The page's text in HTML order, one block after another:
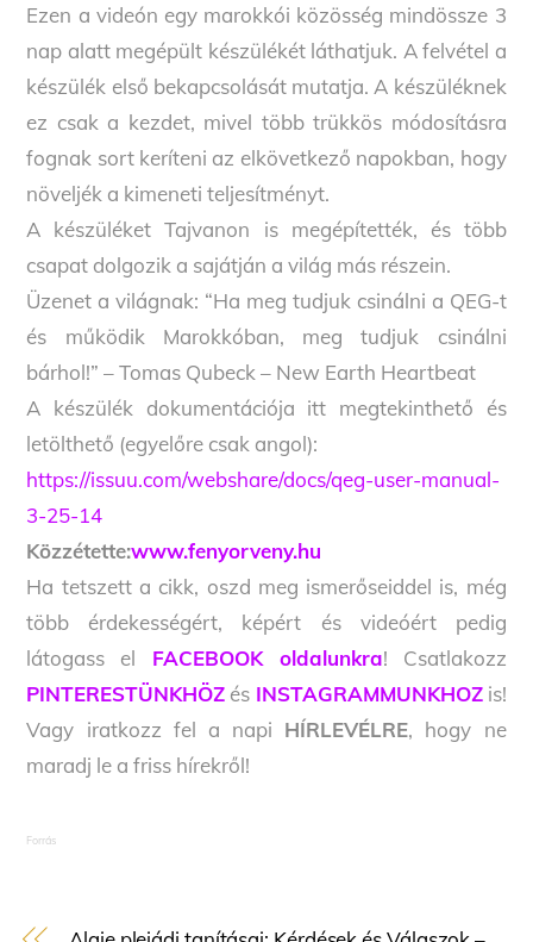
Ezen a videón egy marokkói közösség mindössze 3
nap alatt megépült készülékét láthatjuk. A felvétel a
készülék első bekapcsolását mutatja. A készüléknek
ez csak a kezdet, mivel több trükkös módosításra
fognak sort keríteni az elkövetkező napokban, hogy
növeljék a kimeneti teljesítményt.
A készüléket Tajvanon is megépítették, és több
csapat dolgozik a sajátján a világ más részein.
Üzenet a világnak: “Ha meg tudjuk csinálni a QEG-t
és működik Marokkóban, meg tudjuk csinálni
bárhol!” – Tomas Qubeck – New Earth Heartbeat
A készülék dokumentációja itt megtekinthető és
letölthető (egyelőre csak angol):
https://issuu.com/webshare/docs/qeg-user-manual-
3-25-14
Közzétette:www.fenyorveny.hu
Ha tetszett a cikk, oszd meg ismerőseiddel is, még
több érdekességért, képért és videóért pedig
látogass el FACEBOOK oldalunkra! Csatlakozz
PINTERESTÜNKHÖZ és INSTAGRAMMUNKHOZis!
Vagy iratkozz fel a napi HÍRLEVÉLRE, hogy ne
maradj le a friss hírekről!
Forrás